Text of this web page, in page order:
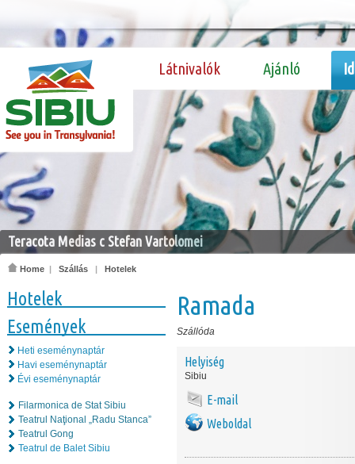
Látnivalók Ajánló
Teracota Medias c Stefan Vartolomei
Home | Szállás | Hotelek
Hotelek
Események
Heti eseménynaptár
Havi eseménynaptár
Évi eseménynaptár
Filarmonica de Stat Sibiu
Teatrul Naţional „Radu Stanca”
Teatrul Gong
Teatrul de Balet Sibiu
Ramada
Szállóda
Helyiség
Sibiu
E-mail
Weboldal